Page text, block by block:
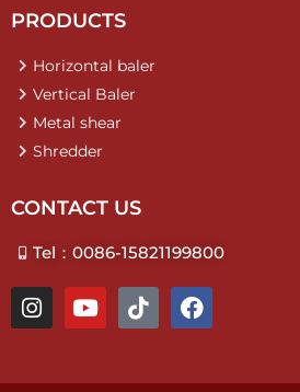
PRODUCTS
Horizontal baler
Vertical Baler
Metal shear
Shredder
CONTACT US
Tel：0086-15821199800
I
n
Y
o
T
i
F
a